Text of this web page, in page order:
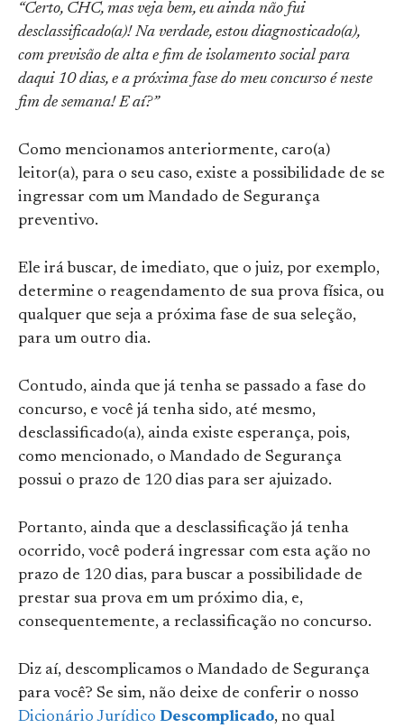
“Certo, CHC, mas veja bem, eu ainda não fui
desclassificado(a)! Na verdade, estou diagnosticado(a),
com previsão de alta e fim de isolamento social para
daqui 10 dias, e a próxima fase do meu concurso é neste
fim de semana! E aí?”
Como mencionamos anteriormente, caro(a)
leitor(a), para o seu caso, existe a possibilidade de se
ingressar com um Mandado de Segurança
preventivo.
Ele irá buscar, de imediato, que o juiz, por exemplo,
determine o reagendamento de sua prova física, ou
qualquer que seja a próxima fase de sua seleção,
para um outro dia.
Contudo, ainda que já tenha se passado a fase do
concurso, e você já tenha sido, até mesmo,
desclassificado(a), ainda existe esperança, pois,
como mencionado, o Mandado de Segurança
possui o prazo de 120 dias para ser ajuizado.
Portanto, ainda que a desclassificação já tenha
ocorrido, você poderá ingressar com esta ação no
prazo de 120 dias, para buscar a possibilidade de
prestar sua prova em um próximo dia, e,
consequentemente, a reclassificação no concurso.
Diz aí, descomplicamos o Mandado de Segurança
para você? Se sim, não deixe de conferir o nosso
Dicionário Jurídico Descomplicado, no qual